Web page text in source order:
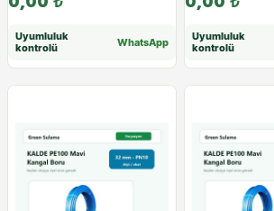
Uyumluluk
kontrolü
WhatsApp
Uyumluluk
kontrolü